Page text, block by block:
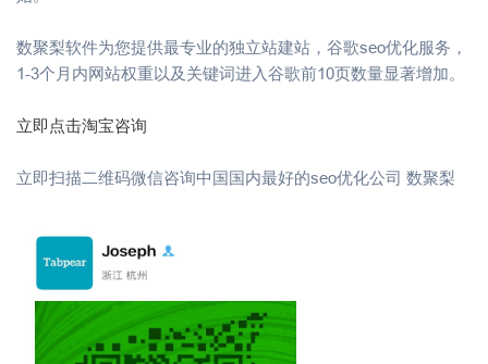
数聚梨软件为您提供最专业的独立站建站，谷歌seo优化服务，
1-3个月内网站权重以及关键词进入谷歌前10页数量显著增加。
立即点击淘宝咨询
立即扫描二维码微信咨询中国国内最好的seo优化公司 数聚梨